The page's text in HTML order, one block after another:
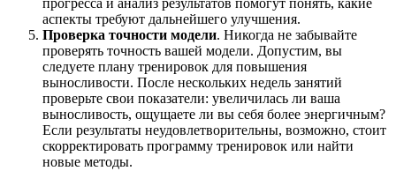
прогресса и анализ результатов помогут понять, какие
аспекты требуют дальнейшего улучшения.
Проверка точности модели. Никогда не забывайте
проверять точность вашей модели. Допустим, вы
следуете плану тренировок для повышения
выносливости. После нескольких недель занятий
проверьте свои показатели: увеличилась ли ваша
выносливость, ощущаете ли вы себя более энергичным?
Если результаты неудовлетворительны, возможно, стоит
скорректировать программу тренировок или найти
новые методы.